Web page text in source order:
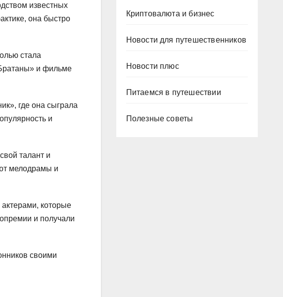
известных
она быстро
стала
и фильме
где она сыграла
и
талант и
мелодрамы и
которые
и получали
своими
Криптовалюта и бизнес
Новости для путешественников
Новости плюс
Питаемся в путешествии
Полезные советы